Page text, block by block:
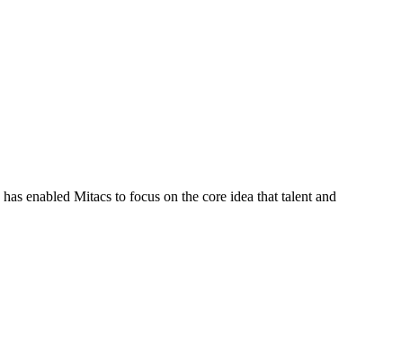
enabled Mitacs to focus on the core idea that talent and